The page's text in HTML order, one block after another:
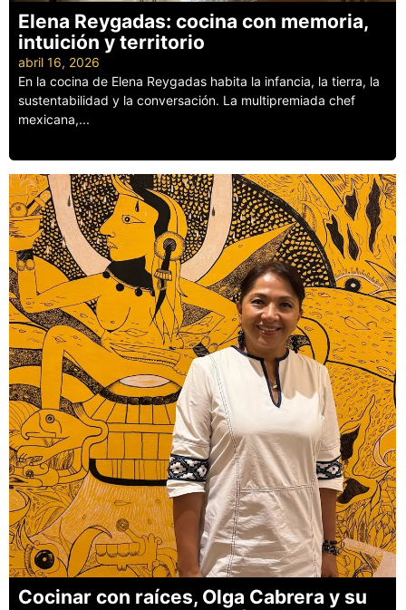
Elena Reygadas: cocina con memoria,
intuición y territorio
abril 16, 2026
En la cocina de Elena Reygadas habita la infancia, la tierra, la
sustentabilidad y la conversación. La multipremiada chef
mexicana,...
Cocinar con raíces, Olga Cabrera y su